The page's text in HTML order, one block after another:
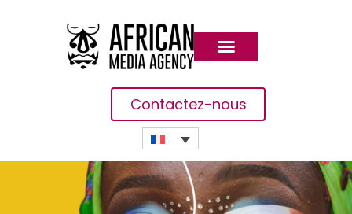
Contactez-nous